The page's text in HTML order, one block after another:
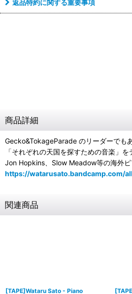
返品特約に関する重要事項
商品詳細
Gecko&TokageParade のリーダーでも
「それぞれの天国を探すための音楽」
Jon Hopkins、Slow Meadow等の海外ピ
https://watarusato.bandcamp.com/
関連商品
[TAPE]Wataru Sato - Piano